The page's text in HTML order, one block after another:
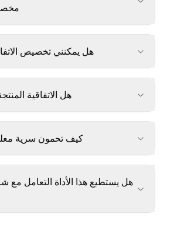
هل يمكنني تخصيص
هل الاتفاقية
كيف تحمون سرية
هل يستطيع هذا الأداة التعامل مع